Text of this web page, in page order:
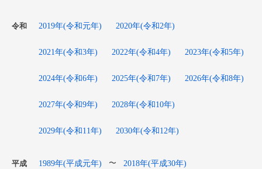
令和 2019年(令和元年) 2020年(令和2年)
2021年(令和3年) 2022年(令和4年) 2023年(令和5年)
2024年(令和6年) 2025年(令和7年) 2026年(令和8年)
2027年(令和9年) 2028年(令和10年)
2029年(令和11年) 2030年(令和12年)
平成 1989年(平成元年) 〜 2018年(平成30年)